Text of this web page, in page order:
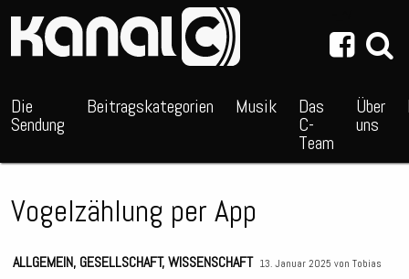
Die
Sendung
Beitragskategorien Musik Das
C-
Team
Über
uns
Vogelzählung per App
ALLGEMEIN, GESELLSCHAFT,WISSENSCHAFT 13. Januar 2025 von Tobias